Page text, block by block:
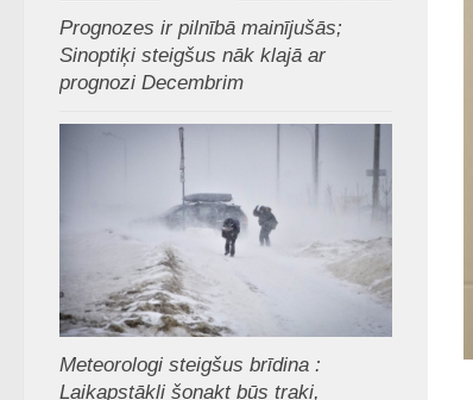
Prognozes ir pilnībā mainījušās;
Sinoptiķi steigšus nāk klajā ar
prognozi Decembrim
Meteorologi steigšus brīdina :
Laikapstākļi šonakt būs traki,